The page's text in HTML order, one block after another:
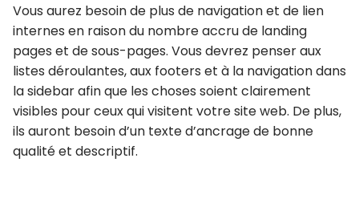
Vous aurez besoin de plus de navigation et de lien
internes en raison du nombre accru de landing
pages et de sous-pages. Vous devrez penser aux
listes déroulantes, aux footers et à la navigation dans
la sidebar afin que les choses soient clairement
visibles pour ceux qui visitent votre site web. De plus,
ils auront besoin d’un texte d’ancrage de bonne
qualité et descriptif.